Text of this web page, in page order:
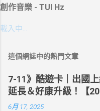
創作音樂 - TUI Hz
載入中…
這個網誌中的熱門文章
7-11》酷遊卡｜出國
延長＆好康升級！【
6月 17, 2025